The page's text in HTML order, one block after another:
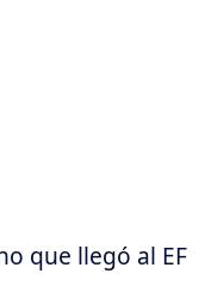
que llegó al EF